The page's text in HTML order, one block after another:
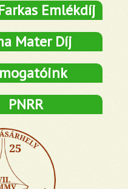
Emlékdíj
Mater Díj
PNRR